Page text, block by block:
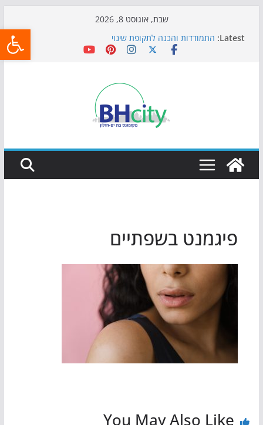
שבת, אוגוסט 8, 2026
Latest: התמודדות והכנה לתקופת שינוי
אי ההרפתקאות ממשיך לכבוש את הגינות: מאות משפחות
כדורגל באווירה מיוחדת: הקרנת גמר המונדיאל בטרמינל
הקיץ של בני הנוער בבת־ים: חוף הריביירה הופך למרחב
בטוח בשעות הערב
פיגמנט בשפתיים
You May Also Like